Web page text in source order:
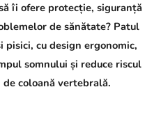
îi ofere protecție, siguranță
de sănătate? Patul
cu design ergonomic,
somnului și reduce riscul
coloană vertebrală.